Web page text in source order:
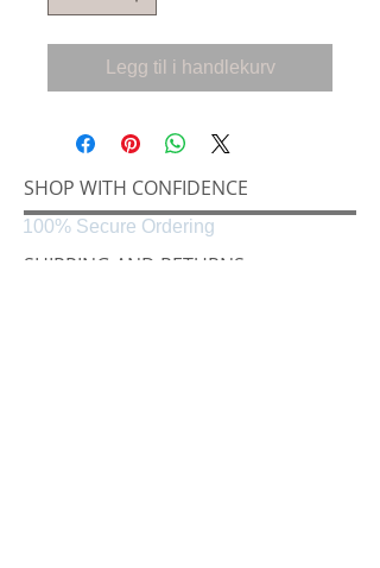
Legg til i handlekurv
SHOP WITH CONFIDENCE
SHIPPING AND RETURNS
100% Secure Ordering